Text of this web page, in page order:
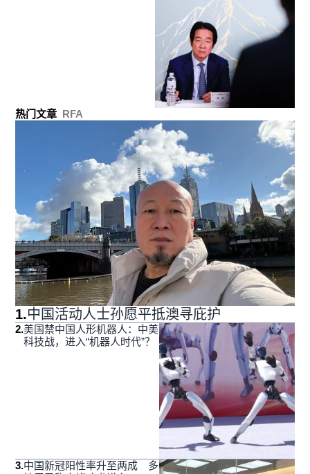
热门文章 RFA
1.中国活动人士孙愿平抵澳寻庇护
2.美国禁中国人形机器人：中美
科技战，进入“机器人时代”？
3.中国新冠阳性率升至两成 多